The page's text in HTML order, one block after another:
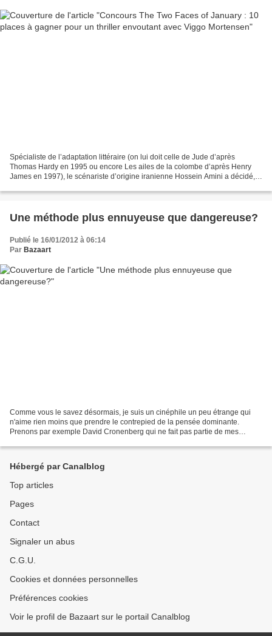
Spécialiste de l’adaptation littéraire (on lui doit celle de Jude d’après
Thomas Hardy en 1995 ou encore Les ailes de la colombe d’après Henry
James en 1997), le scénariste d’origine iranienne Hossein Amini a décidé,
Une méthode plus ennuyeuse que dangereuse?
Publié le 16/01/2012 à 06:14
Par Bazaart
Comme vous le savez désormais, je suis un cinéphile un peu étrange qui
n'aime rien moins que prendre le contrepied de la pensée dominante.
Prenons par exemple David Cronenberg qui ne fait pas partie de mes
Hébergé par Canalblog
Top articles
Pages
Contact
Signaler un abus
C.G.U.
Cookies et données personnelles
Préférences cookies
Voir le profil de Bazaart sur le portail Canalblog